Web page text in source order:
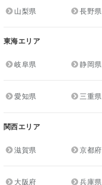
山梨県 長野県
東海エリア
岐阜県 静岡県
愛知県 三重県
関西エリア
滋賀県 京都府
大阪府 兵庫県